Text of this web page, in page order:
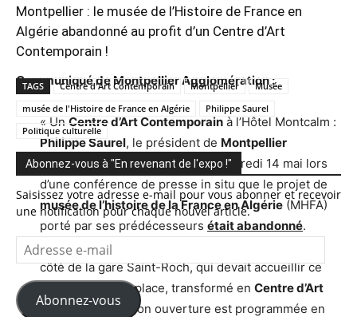
Montpellier : le musée de l’Histoire de France en
Algérie abandonné au profit d’un Centre d’Art
Contemporain !
Communiqué de Montpellier Agglomération :
« Un Centre d’Art Contemporain à l’Hôtel Montcalm :
Philippe Saurel, le président de Montpellier
Agglomération , a annoncé ce mercredi 14 mai lors
d’une conférence de presse in situ que le projet de
musée de l’histoire de la France en Algérie (MHFA)
porté par ses prédécesseurs était abandonné.
L’Hôtel Montcalm, bâtiment du XVIIIe siècle situé à
côté de la gare Saint-Roch, qui devait accueillir ce
musée sera, à la place, transformé en Centre d’Art
Contemporain
. Son ouverture est programmée en
TAGS Centre d'Art Contemporain Montpellier
Musée
musée de l'Histoire de France en Algérie
Philippe Saurel
Politique culturelle
Abonnez-vous à "En revenant de l'expo !"
Saisissez votre adresse e-mail pour vous abonner et recevoir
une notification pour chaque nouvel article.
Adresse
e-
mail
Abonnez-vous